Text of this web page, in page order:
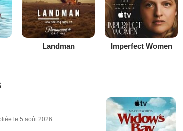
Landman Imperfect Women
le 5 août 2026